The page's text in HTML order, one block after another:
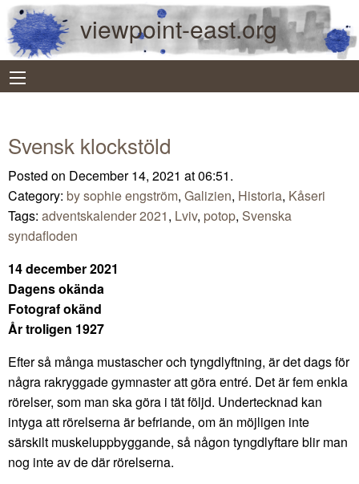
viewpoint-east.org
Svensk klockstöld
Posted on December 14, 2021 at 06:51.
Category: by sophie engström, Galizien, Historia, Kåseri
Tags: adventskalender 2021, Lviv, potop, Svenska
syndafloden
14 december 2021
Dagens okända
Fotograf okänd
År troligen 1927
Efter så många mustascher och tyngdlyftning, är det dags för
några rakryggade gymnaster att göra entré. Det är fem enkla
rörelser, som man ska göra i tät följd. Undertecknad kan
intyga att rörelserna är befriande, om än möjligen inte
särskilt muskeluppbyggande, så någon tyngdlyftare blir man
nog inte av de där rörelserna.